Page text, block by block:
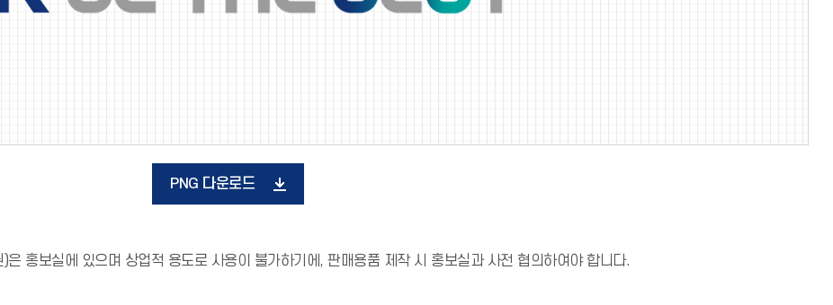
PNG 다운로드
홍보실에 있으며 상업적 용도로 사용이 불가하기에, 판매용품 제작 시 홍보실과 사전 협의하여야 합니다.